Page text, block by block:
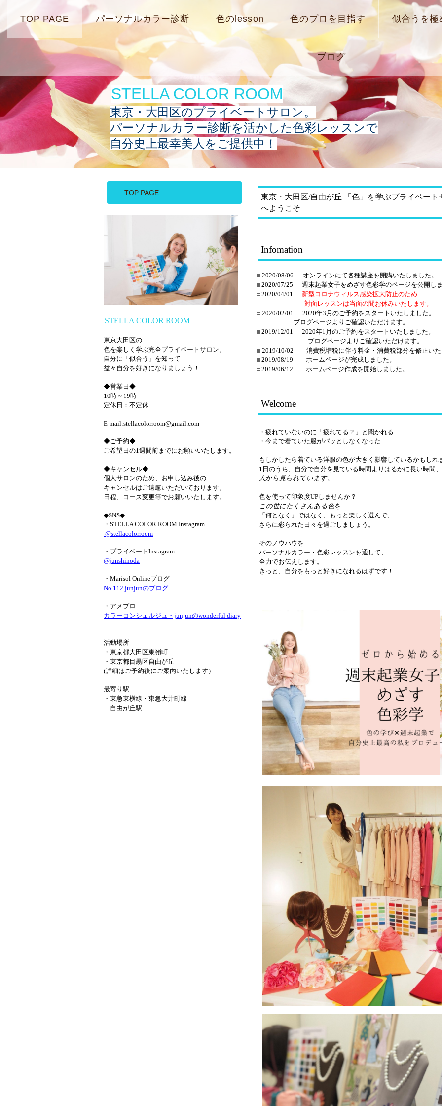
TOP PAGE パーソナルカラー診断 色のlesson 色のプロを目指す 似合うを極
ブログ
STELLA COLOR ROOM
東京・大田区のプライベートサロン。
パーソナルカラー診断を活かした色彩レッスンで
自分史上最幸美人をご提供中！
TOP PAGE
STELLA COLOR ROOM
東京大田区の
色を楽しく学ぶ完全プライベートサロン。
自分に「似合う」を知って
益々自分を好きになりましょう！
◆営業日◆
10時～19時
定休日：不定休
E-mail:stellacolorroom@gmail.com
◆ご予約◆
ご希望日の1週間前までにお願いいたします。
◆キャンセル◆
個人サロンのため、お申し込み後の
キャンセルはご遠慮いただいております。
日程、コース変更等でお願いいたします。
◆SNS◆
・STELLA COLOR ROOM Instagram
@stellacolorroom
・プライベートInstagram
@junshinoda
・Marisol Onlineブログ
No.112 junjunのブログ
・アメブロ
カラーコンシェルジュ・junjunのwonderful diary
活動場所
・東京都大田区東嶺町
・東京都目黒区自由が丘
(詳細はご予約後にご案内いたします）
最寄り駅
・東急東横線・東急大井町線
自由が丘駅
東京・大田区/自由が丘 「色」を学ぶプライベー
へようこそ
Infomation
2020/08/06 オンラインにて各種講座を開講いたしました。
2020/07/25 週末起業女子をめざす色彩学のページを公開しま
2020/04/01 新型コロナウィルス感染拡大防止のため
対面レッスンは当面の間お休みいたします。
2020/02/01 2020年3月のご予約をスタートいたしました。
ブログページよりご確認いただけます。
2019/12/01 2020年1月のご予約をスタートいたしました。
ブログページよりご確認いただけます。
2019/10/02 消費税増税に伴う料金・消費税部分を修正いた
2019/08/19 ホームページが完成しました。
2019/06/12 ホームページ作成を開始しました。
Welcome
・疲れていないのに「疲れてる？」と聞かれる
・今まで着ていた服がパッとしなくなった
もしかしたら着ている洋服の色が大きく影響しているかもしれ
1 日のうち、自分で自分を見ている時間より はるかに長い時間、
人から見られています。
色を使って印象度UPしませんか？
この世にたくさんある色を
「何となく」ではなく、
もっと楽しく選んで、
さらに彩られた日々を過ごしましょう。
そのノウハウを
パーソナルカラー・色彩レッスンを通して、
全力でお伝えします。
きっと、自分をもっと好きになれるはずです！